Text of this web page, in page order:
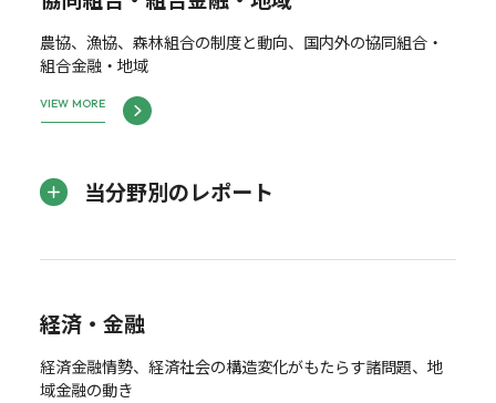
農協、漁協、森林組合の制度と動向、国内外の協同組合・
組合金融・地域
VIEW MORE
当分野別のレポート
経済・金融
経済金融情勢、経済社会の構造変化がもたらす諸問題、地
域金融の動き